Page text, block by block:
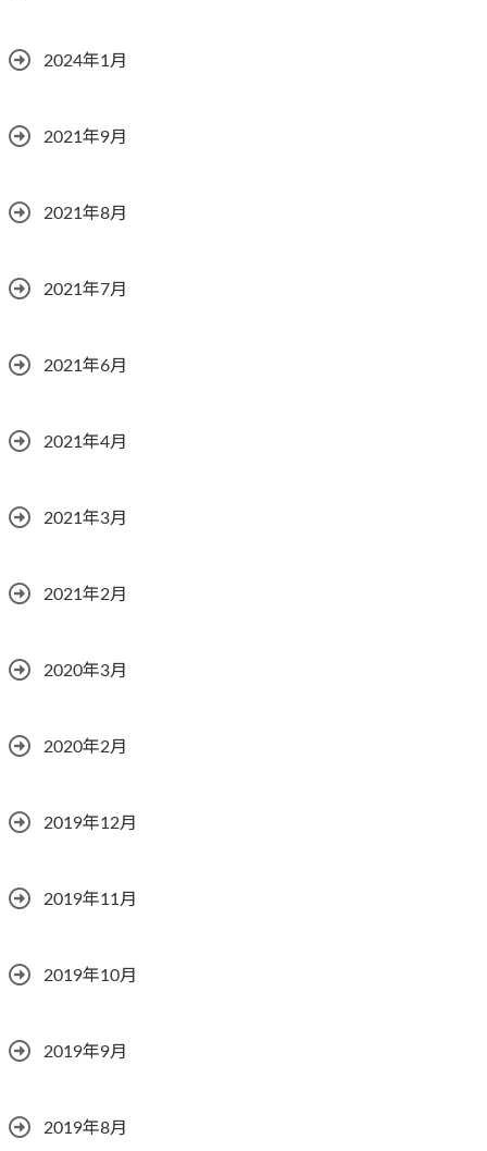
2024年1月
2021年9月
2021年8月
2021年7月
2021年6月
2021年4月
2021年3月
2021年2月
2020年3月
2020年2月
2019年12月
2019年11月
2019年10月
2019年9月
2019年8月